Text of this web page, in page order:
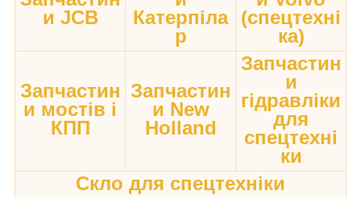
и JCB
Катерпіла
р
(спецтехні
ка)
Запчастин
и мостів і
КПП
Запчастин
и New
Holland
Запчастин
и
гідравліки
для
спецтехні
ки
Скло для спецтехніки